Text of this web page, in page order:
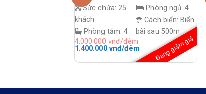
Sức chứa: 25
khách
Phòng tắm: 4
Phòng ngủ: 4
Cách biển: Biển
bãi sau 500m
Đang giảm giá
4.000.000vnđ/đêm
Giá
là:
1.400.000 vnđ/đêmGiá
hiện
tại